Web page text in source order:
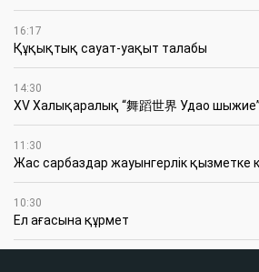
16:17
Құқықтық сауат-уақыт талабы
14:30
XV Халықаралық “舞蹈世界 Удао
11:30
Жас сарбаздар жауынгерлік қызметке
10:30
Ел ағасына құрмет